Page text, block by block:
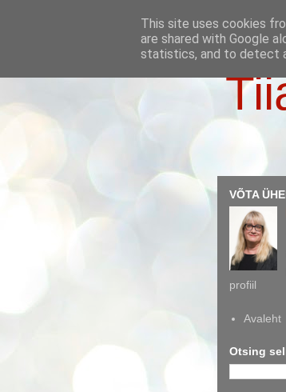
VÕTA
profiil
Avaleht
Otsing
This site uses cookies
are shared with Google
statistics, and to detect